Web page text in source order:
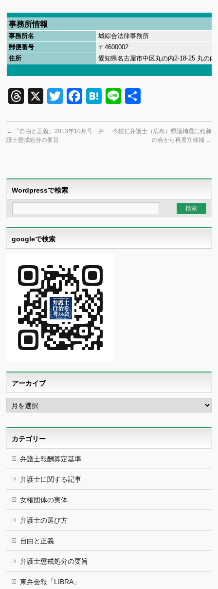
事務所情報
事務所名
城綜合法律事務所
郵便番号
〒4600002
住所
愛知県名古屋市中区丸の内2-18-25 丸の内
Threads
X TwitterFacebook
Hatena
Line
←
「自由と正義」2013年10月号 弁
護士懲戒処分の要旨
今枝仁弁護士（広島）県議補選に維新
の会から再度立候補 →
Wordpressで検索
googleで検索
アーカイブ
ア
ー
カ
カテゴリー
弁護士報酬算定基準
弁護士に関する記事
女権団体の実体
弁護士の選び方
自由と正義
弁護士懲戒処分の要旨
東弁会報「LIBRA」